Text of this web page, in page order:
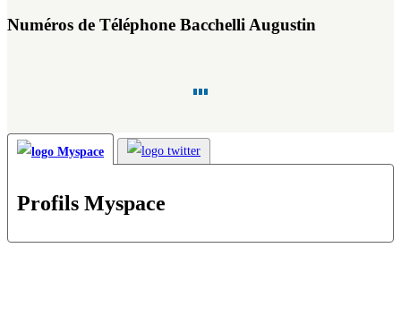
Numéros de Téléphone Bacchelli Augustin
Profils Myspace